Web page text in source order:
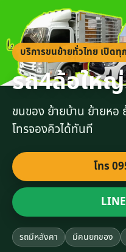
บริการขนย้ายทั่วไทย เปิดทุ
รถ4ล้อให
ขนของ ย้ายบ้าน ย้ายห
โทรจองคิวได้ทันที
โทร
รถมีหลังคา มีคนยกของ